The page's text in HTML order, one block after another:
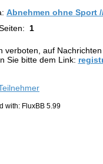
Abnehmen ohne Sport
1
verboten, auf
Sie bitte dem Link:
with: FluxBB 5.99